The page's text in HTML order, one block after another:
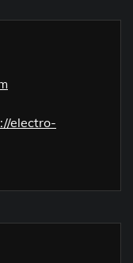
electro-